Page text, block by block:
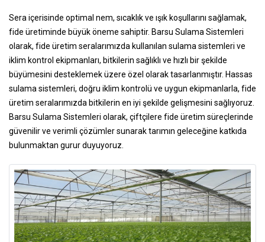
Sera içerisinde optimal nem, sıcaklık ve ışık koşullarını sağlamak,
fide üretiminde büyük öneme sahiptir. Barsu Sulama Sistemleri
olarak, fide üretim seralarımızda kullanılan sulama sistemleri ve
iklim kontrol ekipmanları, bitkilerin sağlıklı ve hızlı bir şekilde
büyümesini desteklemek üzere özel olarak tasarlanmıştır. Hassas
sulama sistemleri, doğru iklim kontrolü ve uygun ekipmanlarla, fide
üretim seralarımızda bitkilerin en iyi şekilde gelişmesini sağlıyoruz.
Barsu Sulama Sistemleri olarak, çiftçilere fide üretim süreçlerinde
güvenilir ve verimli çözümler sunarak tarımın geleceğine katkıda
bulunmaktan gurur duyuyoruz.